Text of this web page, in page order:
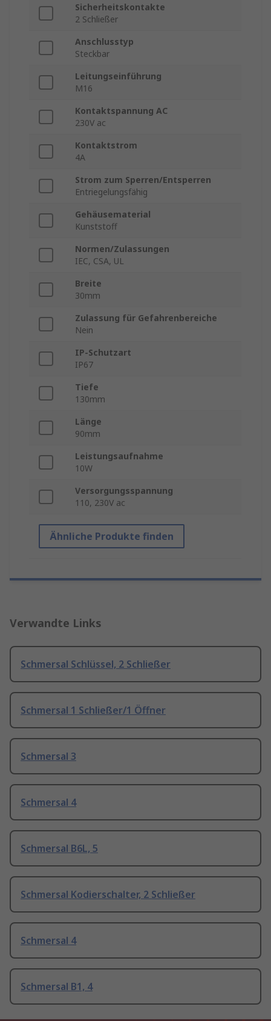
Sicherheitskontakte
2 Schließer
Anschlusstyp
Steckbar
Leitungseinführung
M16
Kontaktspannung AC
230V ac
Kontaktstrom
4A
Strom zum Sperren/Entsperren
Entriegelungsfähig
Gehäusematerial
Kunststoff
Normen/Zulassungen
IEC, CSA, UL
Breite
30mm
Zulassung für Gefahrenbereiche
Nein
IP-Schutzart
IP67
Tiefe
130mm
Länge
90mm
Leistungsaufnahme
10W
Versorgungsspannung
110, 230V ac
Ähnliche Produkte finden
Verwandte Links
Schmersal Schlüssel, 2 Schließer
Schmersal 1 Schließer/1 Öffner
Schmersal 3
Schmersal 4
Schmersal B6L, 5
Schmersal Kodierschalter, 2 Schließer
Schmersal 4
Schmersal B1, 4